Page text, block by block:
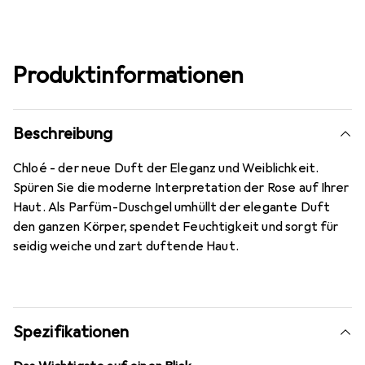
Produktinformationen
Beschreibung
Chloé - der neue Duft der Eleganz und Weiblichkeit.
Spüren Sie die moderne Interpretation der Rose auf Ihrer
Haut. Als Parfüm-Duschgel umhüllt der elegante Duft
den ganzen Körper, spendet Feuchtigkeit und sorgt für
seidig weiche und zart duftende Haut.
Spezifikationen